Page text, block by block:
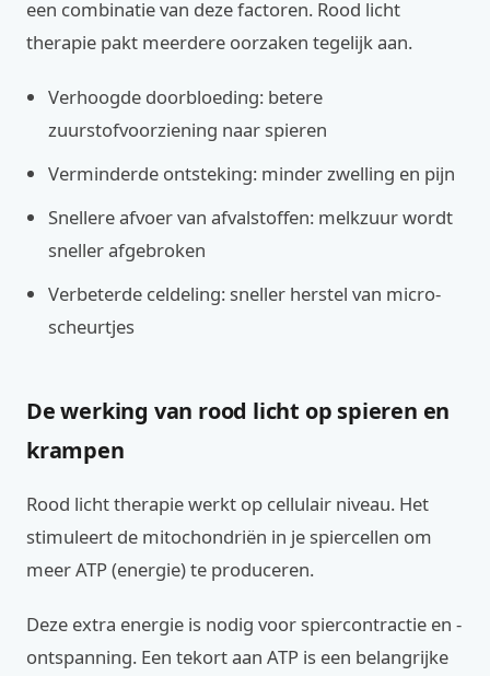
een combinatie van deze factoren. Rood licht
therapie pakt meerdere oorzaken tegelijk aan.
Verhoogde doorbloeding: betere
zuurstofvoorziening naar spieren
Verminderde ontsteking: minder zwelling en pijn
Snellere afvoer van afvalstoffen: melkzuur wordt
sneller afgebroken
Verbeterde celdeling: sneller herstel van micro-
scheurtjes
De werking van rood licht op spieren en
krampen
Rood licht therapie werkt op cellulair niveau. Het
stimuleert de mitochondriën in je spiercellen om
meer ATP (energie) te produceren.
Deze extra energie is nodig voor spiercontractie en -
ontspanning. Een tekort aan ATP is een belangrijke